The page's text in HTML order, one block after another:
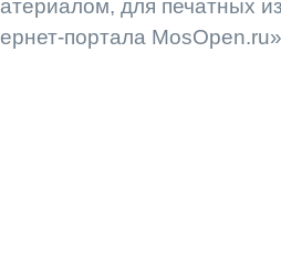
для печатных
портала